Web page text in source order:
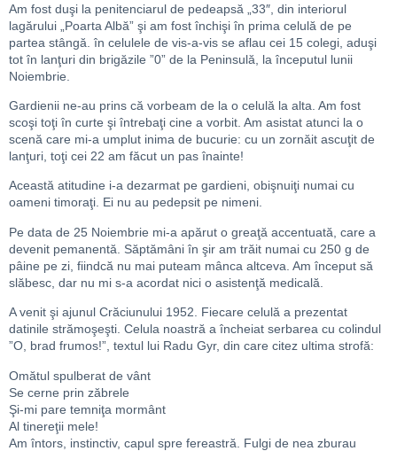
Am fost duşi la penitenciarul de pedeapsă „33″, din interiorul
lagărului „Poarta Albă” şi am fost închişi în prima celulă de pe
partea stângă. în celulele de vis-a-vis se aflau cei 15 colegi, aduşi
tot în lanţuri din brigăzile ”0” de la Peninsulă, la începutul lunii
Noiembrie.
Gardienii ne-au prins că vorbeam de la o celulă la alta. Am fost
scoşi toţi în curte şi întrebaţi cine a vor­bit. Am asistat atunci la o
scenă care mi-a umplut ini­ma de bucurie: cu un zornăit ascuţit de
lanţuri, toţi cei 22 am făcut un pas înainte!
Această atitudine i-a dezarmat pe gardieni, obişnu­iţi numai cu
oameni timoraţi. Ei nu au pedepsit pe ni­meni.
Pe data de 25 Noiembrie mi-a apărut o greaţă ac­centuată, care a
devenit pemanentă. Săptămâni în şir am trăit numai cu 250 g de
pâine pe zi, fiindcă nu mai puteam mânca altceva. Am început să
slăbesc, dar nu mi s-a acordat nici o asistenţă medicală.
A venit şi ajunul Crăciunului 1952. Fiecare celulă a prezentat
datinile strămoşeşti. Celula noastră a în­cheiat serbarea cu colindul
”O, brad frumos!”, textul lui Radu Gyr, din care citez ultima strofă:
Omătul spulberat de vânt
Se cerne prin zăbrele
Şi-mi pare temniţa mormânt
Al tinereţii mele!
Am întors, instinctiv, capul spre fereastră. Fulgi de nea zburau